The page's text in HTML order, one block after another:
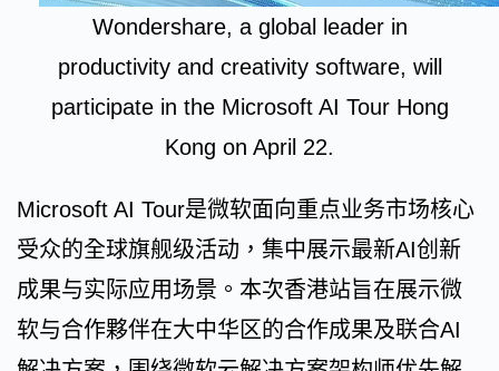
Wondershare, a global leader in
productivity and creativity software, will
participate in the Microsoft AI Tour Hong
Kong on April 22.
Microsoft AI Tour是微软面向重点业务市场核心
受众的全球旗舰级活动，集中展示最新AI创新
成果与实际应用场景。本次香港站旨在展示微
软与合作夥伴在大中华区的合作成果及联合AI